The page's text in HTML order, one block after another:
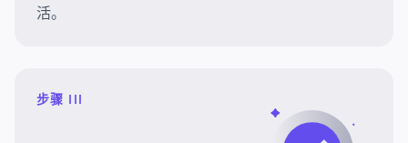
活。
步骤 III